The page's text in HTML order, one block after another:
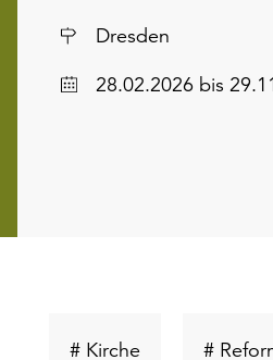
Ort
Dresden
Datum28.02.2026 bis
# KircheSchlüsselwort
#